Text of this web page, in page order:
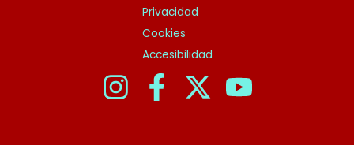
Privacidad
Cookies
Accesibilidad